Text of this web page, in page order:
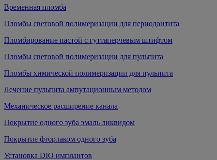
Временная пломба
Пломбы световой полимеризации для периодонтита
Пломбирование пастой с гуттаперчевым штифтом
Пломбы световой полимеризации для пульпита
Пломбы химической полимеризации для пульпита
Лечение пульпита ампутационным методом
Механическое расширение канала
Покрытие одного зуба эмаль ликвидом
Покрытие фторлаком одного зуба
Установка DIO имплантов